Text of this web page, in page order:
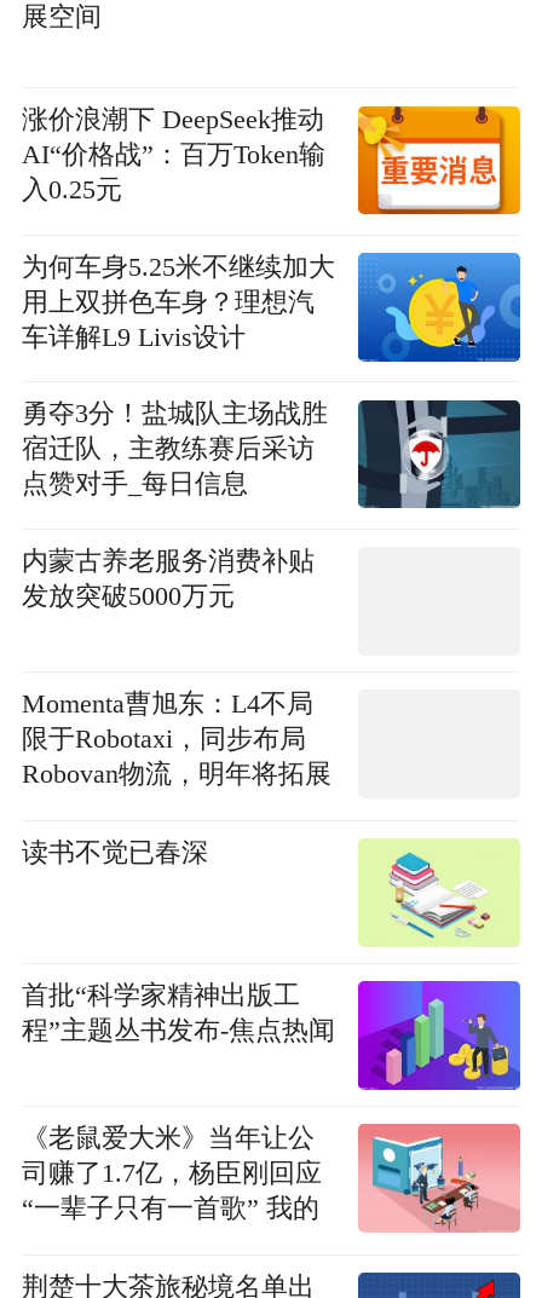
展空间
涨价浪潮下 DeepSeek推动
AI“价格战”：百万Token输
入0.25元
为何车身5.25米不继续加大
用上双拼色车身？理想汽
车详解L9 Livis设计
勇夺3分！盐城队主场战胜
宿迁队，主教练赛后采访
点赞对手_每日信息
内蒙古养老服务消费补贴
发放突破5000万元
Momenta曹旭东：L4不局
限于Robotaxi，同步布局
Robovan物流，明年将拓展
读书不觉已春深
首批“科学家精神出版工
程”主题丛书发布-焦点热闻
《老鼠爱大米》当年让公
司赚了1.7亿，杨臣刚回应
“一辈子只有一首歌” 我的
荆楚十大茶旅秘境名单出